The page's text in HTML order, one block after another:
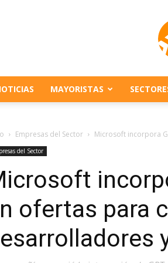
MAYORISTAS
Empresas del Sector Microsoft incorpora
del Sector
ofertas para